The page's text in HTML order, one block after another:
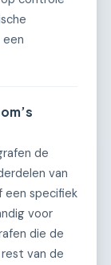
de
van
een specifiek
voor
die de
van de